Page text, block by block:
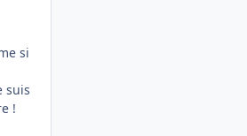
si
suis
!